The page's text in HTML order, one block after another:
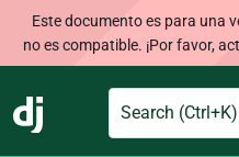
Este documento es para una
no es compatible. ¡Por favor,
Django
Search